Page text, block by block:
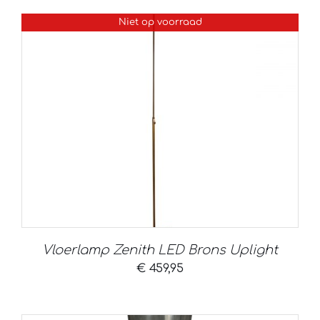
Niet op voorraad
Vloerlamp Zenith LED Brons Uplight
€ 459,95